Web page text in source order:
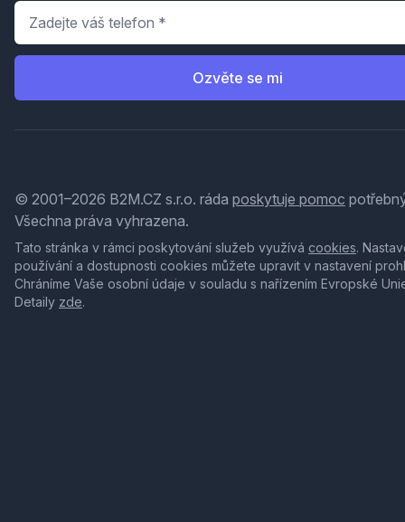
Telefon
Ozvěte se mi
© 2001–2026 B2M.CZ s.r.o. ráda poskytuje pomoc
Všechna práva vyhrazena.
Tato stránka v rámci poskytování služeb využívá cookies.
používání a dostupnosti cookies můžete upravit v nastavení
Chráníme Vaše osobní údaje v souladu s nařízením Evropské
Detaily zde.